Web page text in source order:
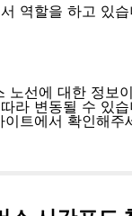
역할을 하고 있습
선에 대한 정보
라 변동될 수 있
트에서 확인해주